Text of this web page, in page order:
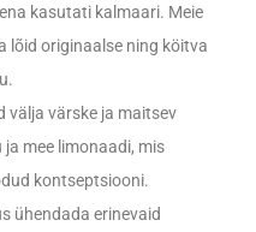
kasutati kalmaari. Meie
lõid originaalse ning köitva
välja värske ja maitsev
mee limonaadi, mis
kontseptsiooni.
ühendada erinevaid